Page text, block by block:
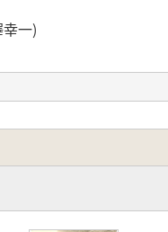
一)
)
幸)